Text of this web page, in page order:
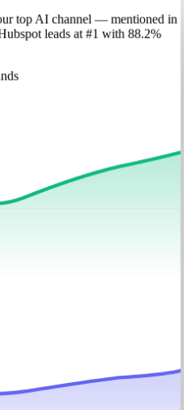
top AI channel — mentioned in
leads at #1 with 88.2%